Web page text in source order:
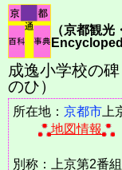
（京都観光
成逸小学校の
のひ）
所在地： 京都市 上
地図情報
別称：上京第2番